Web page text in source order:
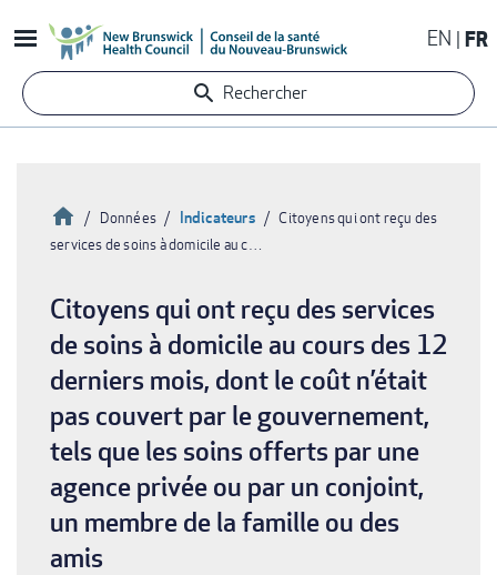
au
contenu
principal
EN FR
Rechercher
d'Ariane
Accueil
Données Indicateurs
Citoyens qui ont reçu des
services de soins à domicile au c…
Citoyens qui ont reçu des services
de soins à domicile au cours des 12
derniers mois, dont le coût n’était
pas couvert par le gouvernement,
tels que les soins offerts par une
agence privée ou par un conjoint,
un membre de la famille ou des
amis